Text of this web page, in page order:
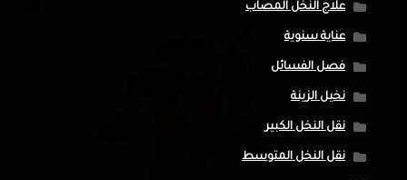
علاج النخل المصاب
عناية سنوية
فصل الفسائل
نخيل الزينة
نقل النخل الكبير
نقل النخل المتوسط